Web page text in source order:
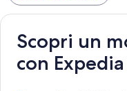
Scopri un
con Expedia